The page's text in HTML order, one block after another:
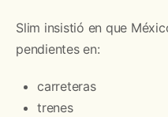
Slim insistió en que
pendientes en:
carreteras
trenes